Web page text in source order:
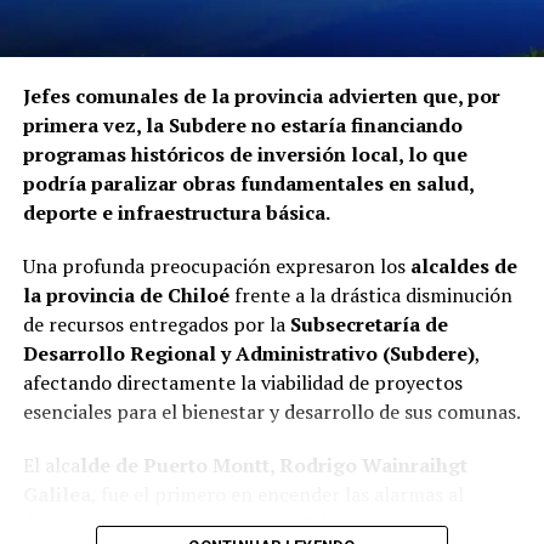
fiscalizaciones y solicitará antecedentes a cada
organismo involucrado para determinar las
responsabilidades administrativas correspondientes.
Jefes comunales de la provincia advierten que, por
primera vez, la Subdere no estaría financiando
programas históricos de inversión local, lo que
podría paralizar obras fundamentales en salud,
deporte e infraestructura básica.
Una profunda preocupación expresaron los alcaldes de
la provincia de Chiloéfrente a la drástica disminución
de recursos entregados por la Subsecretaría de
Desarrollo Regional y Administrativo (Subdere),
afectando directamente la viabilidad de proyectos
esenciales para el bienestar y desarrollo de sus comunas.
El alca lde de Puerto Montt, Rodrigo Wainraihgt
denunciar públicamente que la Subdere no cuenta con